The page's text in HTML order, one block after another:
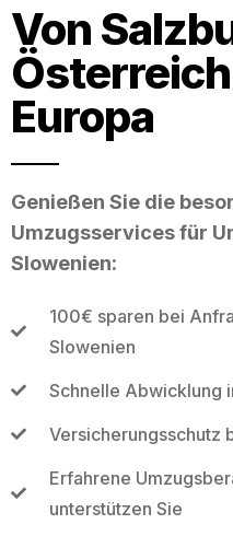
Von
Europa
Genießen Sie die
Umzugsservices für
Slowenien:
100€ sparen bei
Slowenien
Schnelle Abwicklung
Versicherungsschutz
Erfahrene
unterstützen Sie